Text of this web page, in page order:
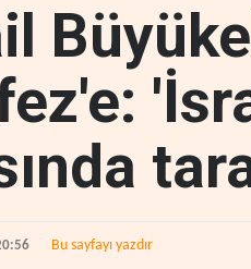
Bu sayfayı yazdır